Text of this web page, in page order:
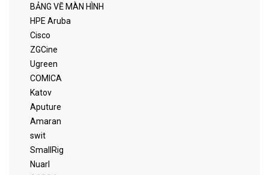
BẢNG VẼ MÀN HÌNH
HPE Aruba
Cisco
ZGCine
Ugreen
COMICA
Katov
Aputure
Amaran
swit
SmallRig
Nuarl